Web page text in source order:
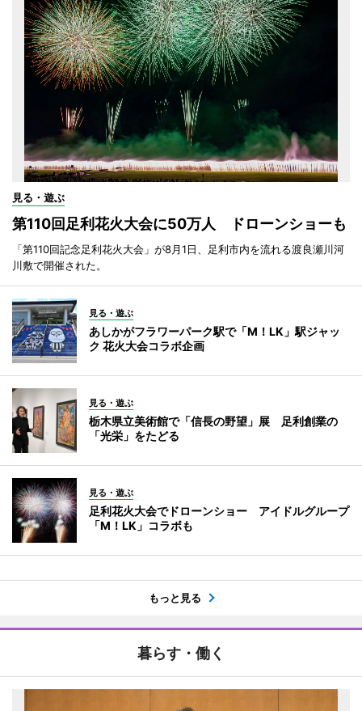
見る・遊ぶ
第110回足利花火大会に50万人 ドローンショーも
「第110回記念足利花火大会」が8月1日、足利市内を流れる渡良瀬川河
川敷で開催された。
見る・遊ぶ
あしかがフラワーパーク駅で「M！LK」駅ジャッ
ク 花火大会コラボ企画
見る・遊ぶ
栃木県立美術館で「信長の野望」展 足利創業の
「光栄」をたどる
見る・遊ぶ
足利花火大会でドローンショー アイドルグループ
「M！LK」コラボも
もっと見る
暮らす・働く